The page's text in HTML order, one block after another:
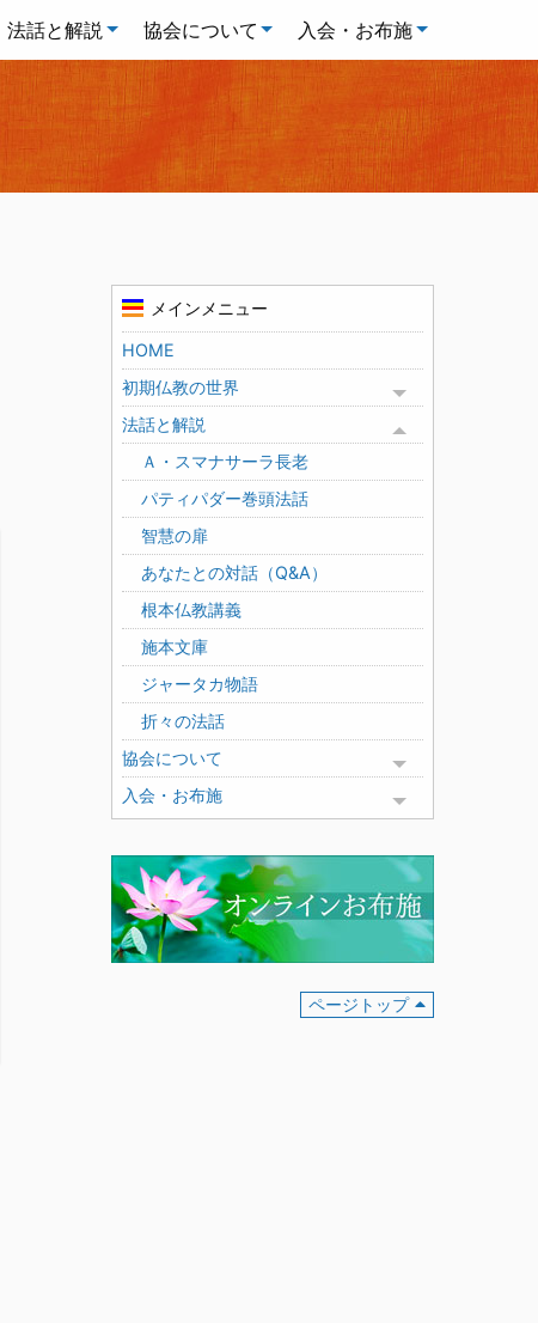
法話と解説 協会について 入会・お布施
メインメニュー
HOME
初期仏教の世界
Toggle menu
法話と解説
Toggle menu
Ａ・スマナサーラ長老
パティパダー巻頭法話
智慧の扉
あなたとの対話（Q&A）
根本仏教講義
施本文庫
ジャータカ物語
折々の法話
協会について
Toggle menu
入会・お布施
Toggle menu
ページトップ